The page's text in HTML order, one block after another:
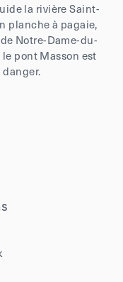
la rivière Saint-
planche à pagaie,
Notre-Dame-du-
pont Masson est